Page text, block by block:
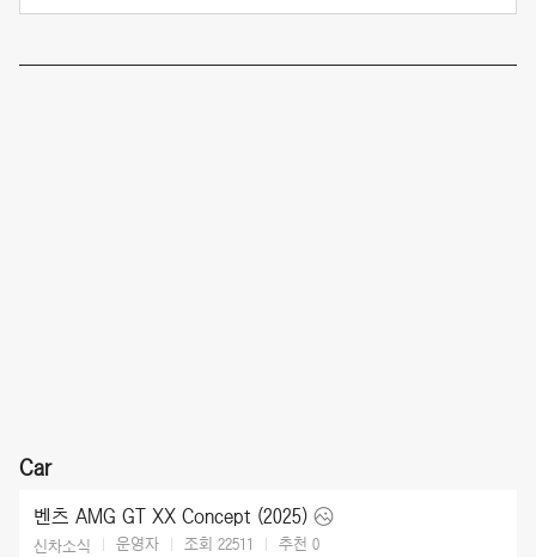
Car
벤츠 AMG GT XX Concept (2025)
신차소식 운영자 조회 22511 추천 0